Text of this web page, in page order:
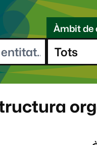
e
l
e
o
t
Àmbit de